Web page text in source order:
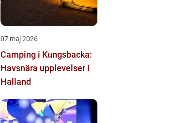
07 maj 2026
Camping i Kungsbacka:
Havsnära upplevelser i
Halland